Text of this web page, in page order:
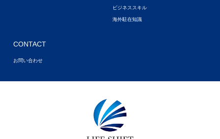
ビジネススキル
海外駐在知識
CONTACT
お問い合わせ